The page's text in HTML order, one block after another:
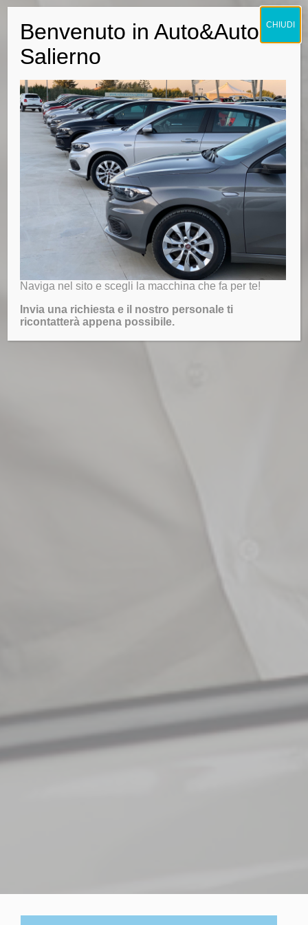
Benvenuto in Auto&Auto
Salierno
Naviga nel sito e scegli la macchina che fa per te!
Invia una richiesta e il nostro personale ti
ricontatterà appena possibile.
CHIUDI